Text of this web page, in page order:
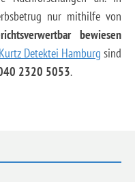
nur mithilfe von
bewiesen
Kurtz Detektei Hamburg sind
2320 5053.